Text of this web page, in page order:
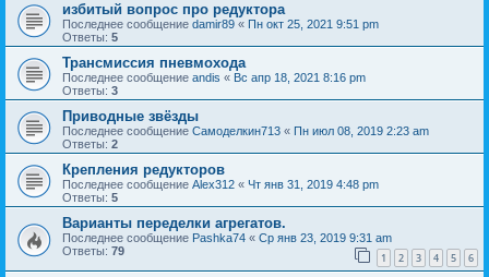
избитый вопрос про редуктора
Последнее сообщение damir89 « Пн окт 25, 2021 9:51 pm
Ответы: 5
Трансмиссия пневмохода
Последнее сообщение andis « Вс апр 18, 2021 8:16 pm
Ответы: 3
Приводные звёзды
Последнее сообщение Самоделкин713 « Пн июл 08, 2019 2:23 am
Ответы: 2
Крепления редукторов
Последнее сообщение Alex312 « Чт янв 31, 2019 4:48 pm
Ответы: 5
Варианты переделки агрегатов.
Последнее сообщение Pashka74 « Ср янв 23, 2019 9:31 am
Ответы: 79 1 2 3 4 5 6